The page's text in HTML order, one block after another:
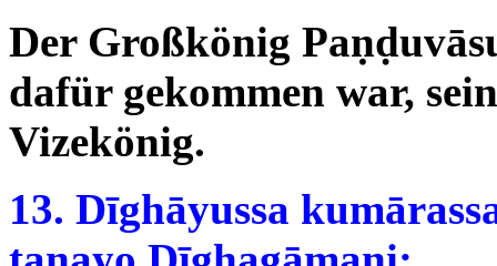
Der Großkönig
dafür gekommen war,
Vizekönig.
13. Dīghāyussa